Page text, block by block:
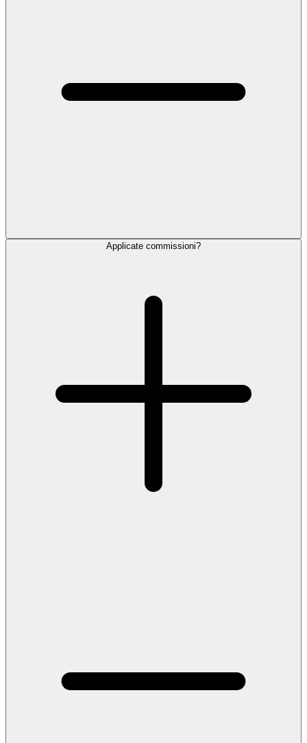
Applicate commissioni?